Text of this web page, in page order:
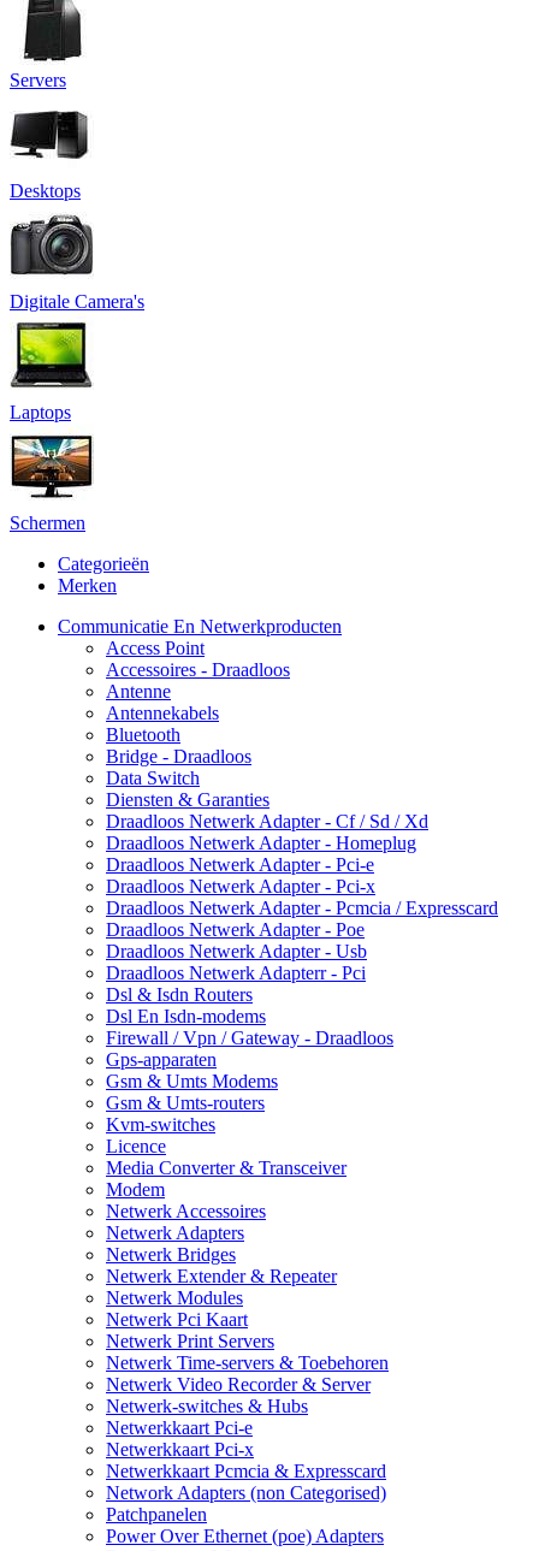
Servers
Desktops
Digitale Camera's
Laptops
Schermen
Categorieën
Merken
Communicatie En Netwerkproducten
Access Point
Accessoires - Draadloos
Antenne
Antennekabels
Bluetooth
Bridge - Draadloos
Data Switch
Diensten & Garanties
Draadloos Netwerk Adapter - Cf / Sd / Xd
Draadloos Netwerk Adapter - Homeplug
Draadloos Netwerk Adapter - Pci-e
Draadloos Netwerk Adapter - Pci-x
Draadloos Netwerk Adapter - Pcmcia / Expresscard
Draadloos Netwerk Adapter - Poe
Draadloos Netwerk Adapter - Usb
Draadloos Netwerk Adapterr - Pci
Dsl & Isdn Routers
Dsl En Isdn-modems
Firewall / Vpn / Gateway - Draadloos
Gps-apparaten
Gsm & Umts Modems
Gsm & Umts-routers
Kvm-switches
Licence
Media Converter & Transceiver
Modem
Netwerk Accessoires
Netwerk Adapters
Netwerk Bridges
Netwerk Extender & Repeater
Netwerk Modules
Netwerk Pci Kaart
Netwerk Print Servers
Netwerk Time-servers & Toebehoren
Netwerk Video Recorder & Server
Netwerk-switches & Hubs
Netwerkkaart Pci-e
Netwerkkaart Pci-x
Netwerkkaart Pcmcia & Expresscard
Network Adapters (non Categorised)
Patchpanelen
Power Over Ethernet (poe) Adapters